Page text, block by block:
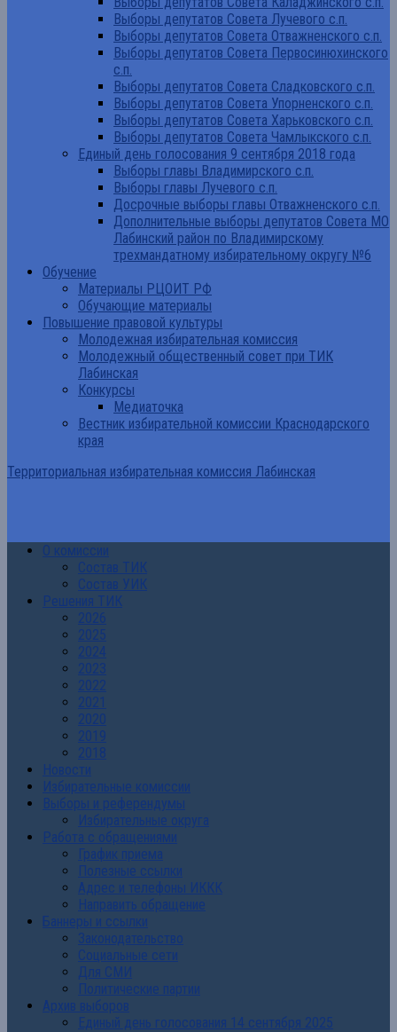
Выборы депутатов Совета Лучевого с.п.
Выборы депутатов Совета Отважненского с.п.
Выборы депутатов Совета Первосинюхинского
с.п.
Выборы депутатов Совета Сладковского с.п.
Выборы депутатов Совета Упорненского с.п.
Выборы депутатов Совета Харьковского с.п.
Выборы депутатов Совета Чамлыкского с.п.
Единый день голосования 9 сентября 2018 года
Выборы главы Владимирского с.п.
Выборы главы Лучевого с.п.
Досрочные выборы главы Отважненского с.п.
Дополнительные выборы депутатов Совета МО
Лабинский район по Владимирскому
трехмандатному избирательному округу №6
Обучение
Материалы РЦОИТ РФ
Обучающие материалы
Повышение правовой культуры
Молодежная избирательная комиссия
Молодежный общественный совет при ТИК
Лабинская
Конкурсы
Медиаточка
Вестник избирательной комиссии Краснодарского
края
Территориальная избирательная комиссия Лабинская
О комиссии
Состав ТИК
Состав УИК
Решения ТИК
2026
2025
2024
2023
2022
2021
2020
2019
2018
Новости
Избирательные комиссии
Выборы и референдумы
Избирательные округа
Работа с обращениями
График приема
Полезные ссылки
Адрес и телефоны ИККК
Направить обращение
Баннеры и ссылки
Законодательство
Социальные сети
Для СМИ
Политические партии
Архив выборов
Единый день голосования 14 сентября 2025